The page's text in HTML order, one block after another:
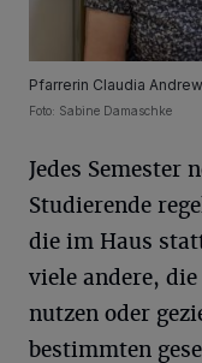
Pfarrerin Claudia
Foto: Sabine Damaschke
Jedes Semester
Studierende
die im Haus
viele andere,
nutzen oder
bestimmten